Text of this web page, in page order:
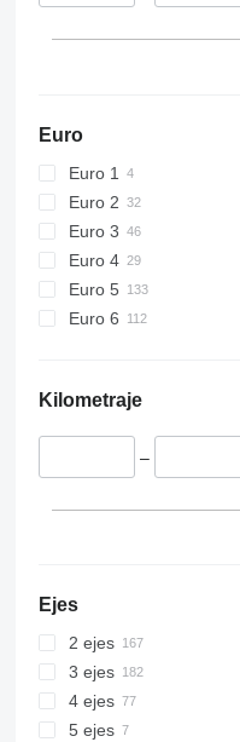
Euro
Euro 1
Euro 2
Euro 3
Euro 4
Euro 5
Euro 6
Kilometraje
–
Ejes
2 ejes
3 ejes
4 ejes
5 ejes